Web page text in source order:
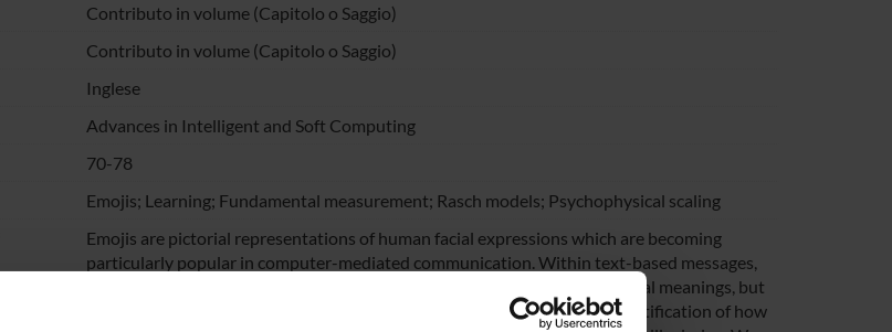
Contributo in volume (Capitolo o Saggio)
Contributo in volume (Capitolo o Saggio)
Inglese
Advances in Intelligent and Soft Computing
70-78
Emojis; Learning; Fundamental measurement; Rasch models; Psychophysical scaling
Emojis are pictorial representations of human facial expressions which are becoming
particularly popular in computer-mediated communication. Within text-based messages,
they function as surrogates of real nonverbal elements to convey emotional meanings, but
in absence of a verbal label they can re-sult ambiguous. In addition, a quantification of how